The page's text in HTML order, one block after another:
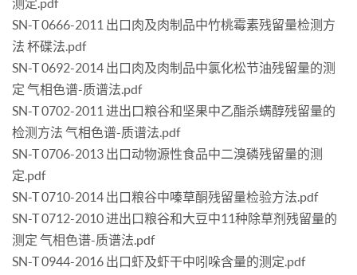
测定.pdf
SN-T 0666-2011 出口肉及肉制品中竹桃霉素残留量检测方
法 杯碟法.pdf
SN-T 0692-2014 出口肉及肉制品中氯化松节油残留量的测
定 气相色谱-质谱法.pdf
SN-T 0702-2011 进出口粮谷和坚果中乙酯杀螨醇残留量的
检测方法 气相色谱-质谱法.pdf
SN-T 0706-2013 出口动物源性食品中二溴磷残留量的测
定.pdf
SN-T 0710-2014 出口粮谷中嗪草酮残留量检验方法.pdf
SN-T 0712-2010 进出口粮谷和大豆中11种除草剂残留量的
测定 气相色谱-质谱法.pdf
SN-T 0944-2016 出口虾及虾干中吲哚含量的测定.pdf